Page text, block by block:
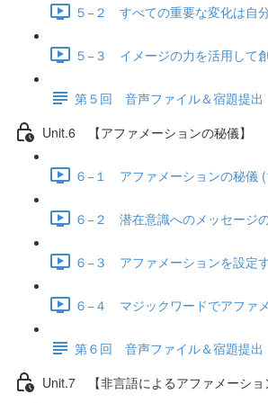
５−２ すべての重要な変化は自
５−３ イメージの力を活用して
第５回 音声ファイル＆宿題提出
Unit.6 【アファメーションの秘儀】
６−１ アファメーションの秘儀
６−２ 潜在意識へのメッセージ
６−３ アファメーションを設定
６−４ マジックワードでアファ
第６回 音声ファイル＆宿題提出
Unit.7 【非言語によるアファメーショ